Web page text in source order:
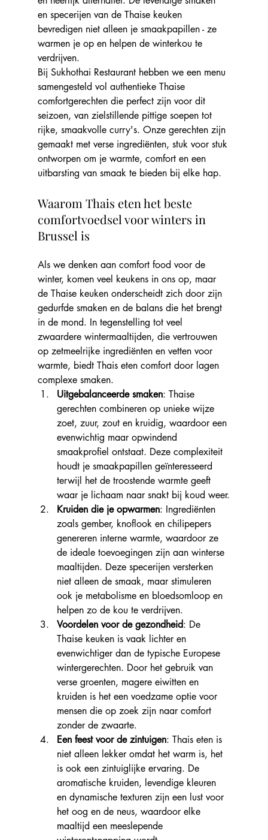
en specerijen van de Thaise keuken
bevredigen niet alleen je smaakpapillen - ze
warmen je op en helpen de winterkou te
verdrijven.
Bij Sukhothai Restaurant hebben we een menu
samengesteld vol authentieke Thaise
comfortgerechten die perfect zijn voor dit
seizoen, van zielstillende pittige soepen tot
rijke, smaakvolle curry's. Onze gerechten zijn
gemaakt met verse ingrediënten, stuk voor stuk
ontworpen om je warmte, comfort en een
uitbarsting van smaak te bieden bij elke hap.
Waarom Thais eten het beste
comfortvoedsel voor winters in
Brussel is
Als we denken aan comfort food voor de
winter, komen veel keukens in ons op, maar
de Thaise keuken onderscheidt zich door zijn
gedurfde smaken en de balans die het brengt
in de mond. In tegenstelling tot veel
zwaardere wintermaaltijden, die vertrouwen
op zetmeelrijke ingrediënten en vetten voor
warmte, biedt Thais eten comfort door lagen
complexe smaken.
Uitgebalanceerde smaken: Thaise
gerechten combineren op unieke wijze
zoet, zuur, zout en kruidig, waardoor een
evenwichtig maar opwindend
smaakprofiel ontstaat. Deze complexiteit
houdt je smaakpapillen geïnteresseerd
terwijl het de troostende warmte geeft
waar je lichaam naar snakt bij koud weer.
Kruiden die je opwarmen: Ingrediënten
zoals gember, knoflook en chilipepers
genereren interne warmte, waardoor ze
de ideale toevoegingen zijn aan winterse
maaltijden. Deze specerijen versterken
niet alleen de smaak, maar stimuleren
ook je metabolisme en bloedsomloop en
helpen zo de kou te verdrijven.
Voordelen voor de gezondheid: De
Thaise keuken is vaak lichter en
evenwichtiger dan de typische Europese
wintergerechten. Door het gebruik van
verse groenten, magere eiwitten en
kruiden is het een voedzame optie voor
mensen die op zoek zijn naar comfort
zonder de zwaarte.
Een feest voor de zintuigen: Thais eten is
niet alleen lekker omdat het warm is, het
is ook een zintuiglijke ervaring. De
aromatische kruiden, levendige kleuren
en dynamische texturen zijn een lust voor
het oog en de neus, waardoor elke
maaltijd een meeslepende